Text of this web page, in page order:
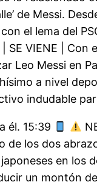
de Messi.
el lema del
SE VIENE | Con
Leo Messi en
a nivel
indudable
él. 15:39
los dos
en los
un montón